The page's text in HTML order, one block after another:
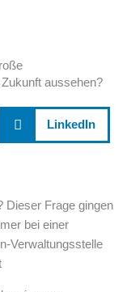
aussehen?
LinkedIn
Dieser Frage gingen
bei einer
Verwaltungsstelle